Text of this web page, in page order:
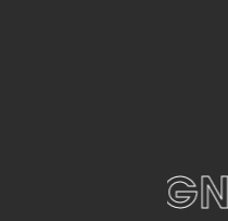
#DESIGN